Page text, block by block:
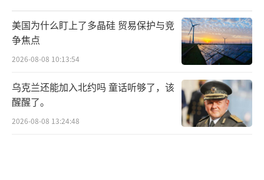
美国为什么盯上了多晶硅 贸易保护与竞
争焦点
2026-08-08 10:13:54
乌克兰还能加入北约吗 童话听够了，该
醒醒了。
2026-08-08 13:24:48